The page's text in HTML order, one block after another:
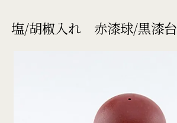
塩/胡椒入れ 赤漆球/黒漆台